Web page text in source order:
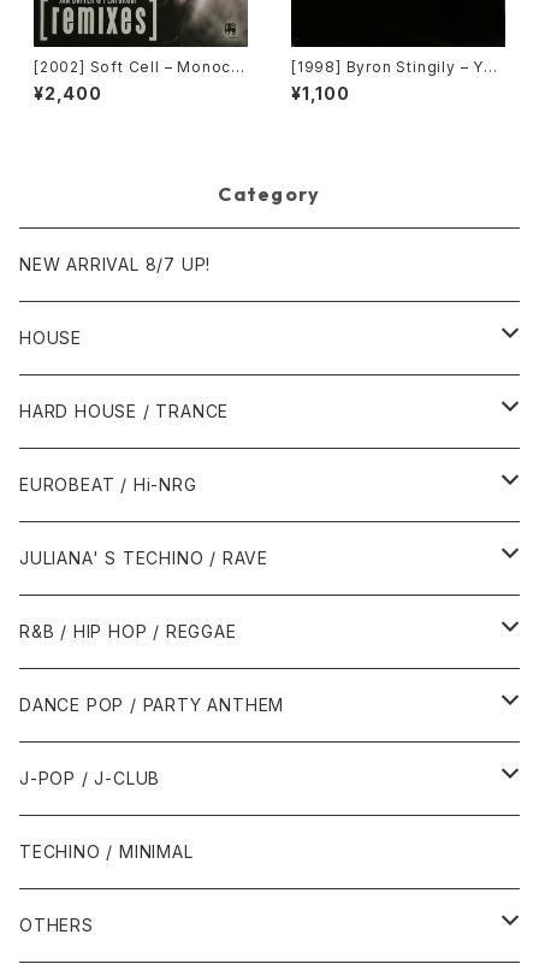
[2002] Soft Cell – Monocul
ture (Jan Driver & Playgrou
p Remixes) [3 Lanka]
¥2,400
[1998] Byron Stingily – You
Make Me Feel (Mighty Rea
l) [Nervous Records]
¥1,100
Category
NEW ARRIVAL 8/7 UP!
HOUSE
1980年代
1987年・以前
1988年
1990年代
1990年
1991年
1995年
2000年代
2000年
2001年
2010年代
2010年
2011年
HARD HOUSE / TRANCE
1990年代
1994年・以前
1995年
1999年
2000年代
2000年
2001年
EUROBEAT / Hi-NRG
1980年代
1986年・以前
1987年
1990年代
1990年
1991年
2000年代
JULIANA' S TECHINO / RAVE
1990年代
1990年
1991年
2000年代
2000年
2001年
R&B / HIP HOP / REGGAE
1980年代
1985年・以前
1986年
1990年代
1990年
1991年
2000年代
2000年
DANCE POP / PARTY ANTHEM
1980年代
1988年・以前
1989年
1990年代
1990年
2000年代
J-POP / J-CLUB
1980年代
1990年代
TECHINO / MINIMAL
OTHERS